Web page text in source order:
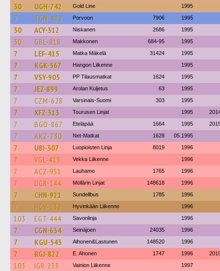
30 UGH-742 Gold Line 1995
7 TGN-482 Porvoon 7906 1995
30 ACY-312 Niskanen 2686 1995
30 GBL-818 Makkonen 684-95 1995
7 LEF-415 Matka Mäkelä 31424 1995
7 KGK-567 Hangon Liikenne 1995
7 VSY-905 PP Tilausmatkat 1624 1995
7 JEZ-899 Arolan Kuljetus 63 1995
7 CZM-628 Varsinais-Suomi 303 1995
7 XFZ-313 Tourusen Linjat 1995
7 BGO-867 Eteläpää 1664 1995
7 AKZ-730 Net-Matkat 1628 05.1995
7 UBI-307 Luopioisten Linja 8019 1996
7 VGL-413 Vekka Liikenne 1996
7 ACZ-951 Lauhamo 1765 1996
7 UGR-144 Möllärin Linjat 148618 1996
7 CHN-921 Sundellbus 1785 1996
7 HGV-132 Hyvinkään Liikenne 1996
103 EGT-444 Savonlinja 1996
7 CGN-634 Seinäjoen 24035 1996
7 KGU-543 Alhonen&Lastunen 148520 1996
7 RGJ-822 E. Ahonen 1747 1996
103 IGR-233 Vainion Liikenne 1997